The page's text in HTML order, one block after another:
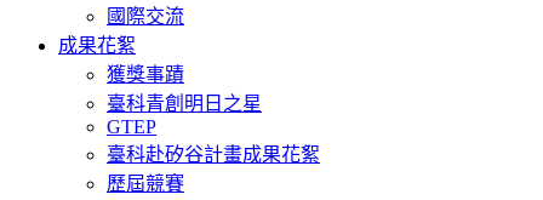
國際交流
成果花絮
獲獎事蹟
臺科青創明日之星
GTEP
臺科赴矽谷計畫成果花絮
歷屆競賽